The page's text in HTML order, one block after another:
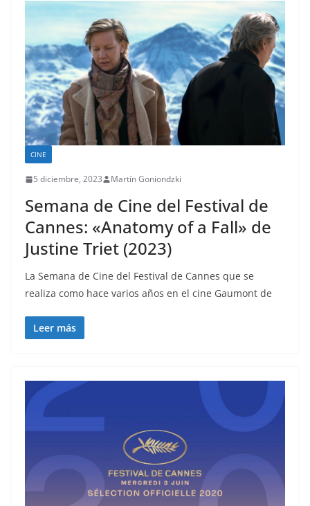
CINE
5 diciembre, 2023 Martín Goniondzki
Semana de Cine del Festival de
Cannes: «Anatomy of a Fall» de
Justine Triet (2023)
La Semana de Cine del Festival de Cannes que se
realiza como hace varios años en el cine Gaumont de
Leer más